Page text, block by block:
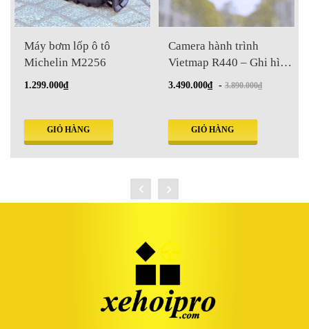
Máy bơm lốp ô tô
Michelin M2256
1.299.000₫
GIỎ HÀNG
Camera hành trình
Vietmap R440 – Ghi hình
kép Full HD, GPS, WiFi,
3.490.000₫ - 3.890.000₫
GIỎ HÀNG